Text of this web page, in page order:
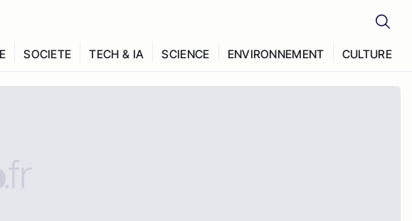
SOCIETE TECH & IA SCIENCE ENVIRONNEMENT CULTURE